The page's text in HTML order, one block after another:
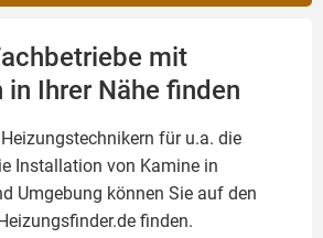
mit
in Ihrer Nähe finden
für u.a. die
Installation von Kamine in
Umgebung können Sie auf den
finden.